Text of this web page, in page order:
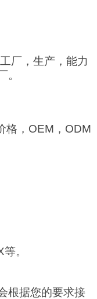
厂，生产，能力
。
格，OEM，ODM
。
根据您的要求接